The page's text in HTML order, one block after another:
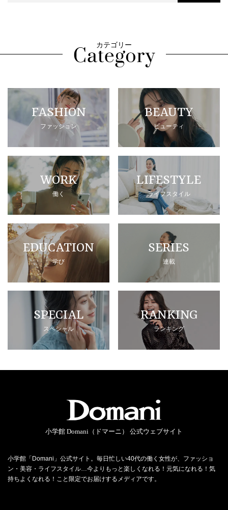
カテゴリー
FASHION
ファッション
BEAUTY
ビューティ
WORK
働く
LIFESTYLE
ライフスタイル
EDUCATION
学び
SERIES
連載
SPECIAL
スペシャル
RANKING
ランキング
小学館 Domani（ドマーニ） 公式ウェブサイト
小学館「Domani」公式サイト。毎日忙しい40代の働く女性が、ファッショ
ン・美容・ライフスタイル…今よりもっと楽しくなれる！元気になれる！気
持ちよくなれる！こと限定でお届けするメディアです。